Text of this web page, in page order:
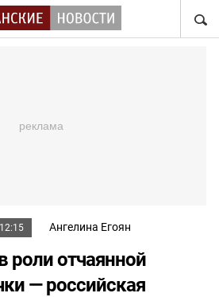
Ангелина Егоян
роли отчаянной
— российская